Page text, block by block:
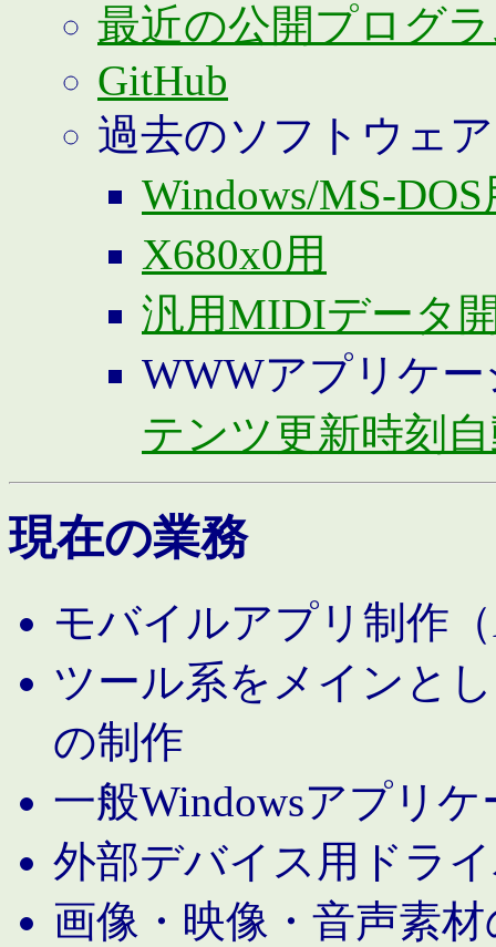
最近の公開プログ
GitHub
過去のソフトウェア
Windows/MS-DOS
X680x0用
汎用MIDIデータ
WWWアプリケ
テンツ更新時刻
現在の業務
モバイルアプリ制作
ツール系をメインと
の制作
一般Windowsアプリ
外部デバイス用ドラ
画像・映像・音声素